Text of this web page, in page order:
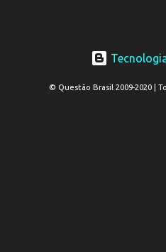
© Questão Brasil 2009-2020 |